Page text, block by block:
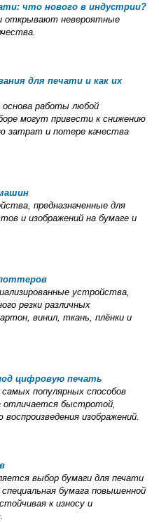
что нового в индустрии?
открывают невероятные
для печати и как их
работы любой
могут привести к снижению
затрат и потере качества
предназначенные для
и изображений на бумаге и
устройства,
резки различных
винил, ткань, плёнки и
цифровую печать
популярных способов
отличается быстротой,
изображений.
выбор бумаги для печати
бумага повышенной
к износу и